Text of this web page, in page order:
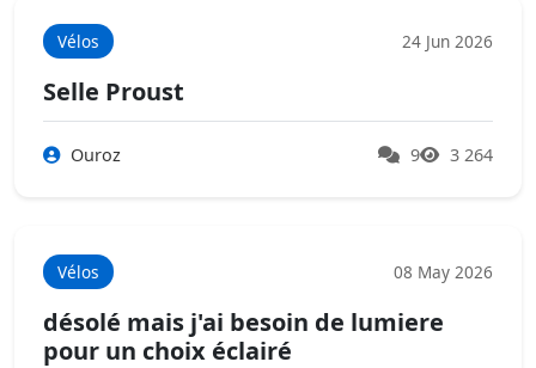
Vélos 24 Jun 2026
Selle Proust
Ouroz 9 3 264
Vélos 08 May 2026
désolé mais j'ai besoin de lumiere
pour un choix éclairé